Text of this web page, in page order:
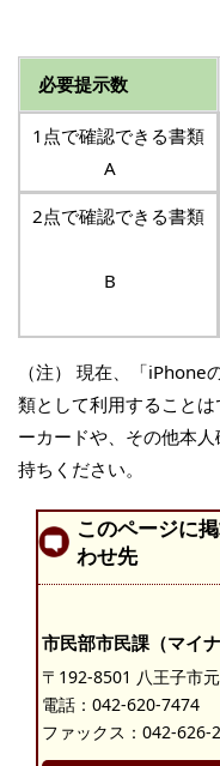
必要提示数
1点で確認できる書類
A
2点で確認できる書類
B
（注） 現在、「
類として利用すること
ーカードや、その他本
持ちください。
このページに
わせ先
市民部市民課（マイ
〒192-8501 八王子市
電話： 042-620-7474
ファックス：042-626-